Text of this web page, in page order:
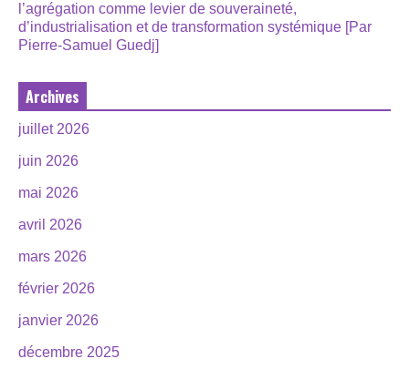
l’agrégation comme levier de souveraineté,
d’industrialisation et de transformation systémique [Par
Pierre-Samuel Guedj]
Archives
juillet 2026
juin 2026
mai 2026
avril 2026
mars 2026
février 2026
janvier 2026
décembre 2025